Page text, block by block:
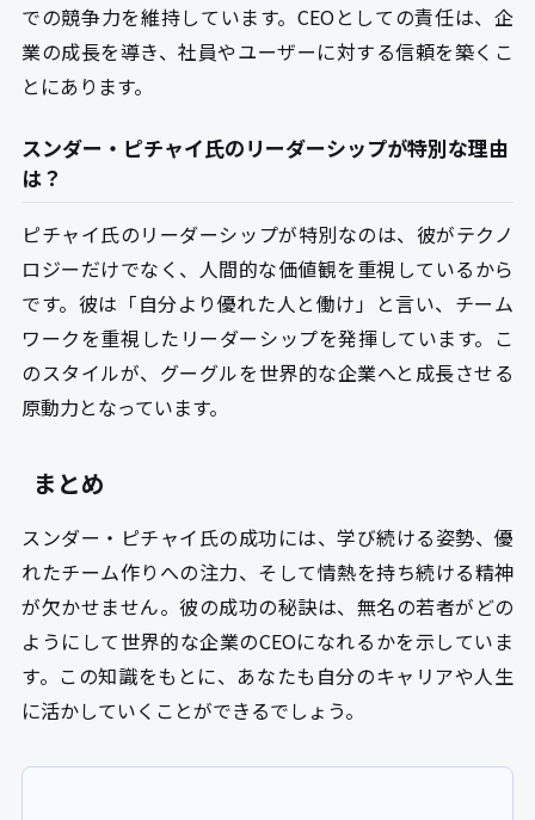
での競争力を維持しています。CEOとしての責任は、企
業の成長を導き、社員やユーザーに対する信頼を築くこ
とにあります。
スンダー・ピチャイ氏のリーダーシップが特別な理由
は？
ピチャイ氏のリーダーシップが特別なのは、彼がテクノ
ロジーだけでなく、人間的な価値観を重視しているから
です。彼は「自分より優れた人と働け」と言い、チーム
ワークを重視したリーダーシップを発揮しています。こ
のスタイルが、グーグルを世界的な企業へと成長させる
原動力となっています。
まとめ
スンダー・ピチャイ氏の成功には、学び続ける姿勢、優
れたチーム作りへの注力、そして情熱を持ち続ける精神
が欠かせません。彼の成功の秘訣は、無名の若者がどの
ようにして世界的な企業のCEOになれるかを示していま
す。この知識をもとに、あなたも自分のキャリアや人生
に活かしていくことができるでしょう。